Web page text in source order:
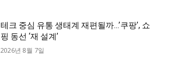
테크 중심 유통 생태계 재편될까…’쿠팡’, 쇼
핑 동선 ‘재 설계’
2026년 8월 7일